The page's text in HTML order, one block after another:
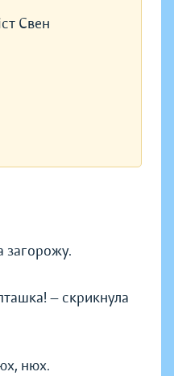
Свен
загорожу.
— скрикнула
нюх.